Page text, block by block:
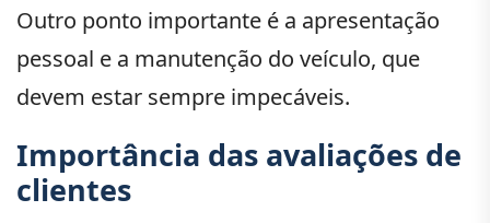
Outro ponto importante é a apresentação
pessoal e a manutenção do veículo, que
devem estar sempre impecáveis.
Importância das avaliações de
clientes